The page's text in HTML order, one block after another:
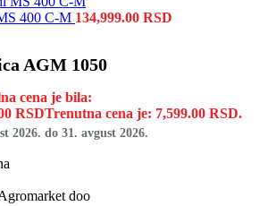
400 C-M 134,999.00 RSD
AGM 1050
cena je bila:
RSDTrenutna cena je: 7,599.00 RSD.
2026. do 31. avgust 2026.
doo